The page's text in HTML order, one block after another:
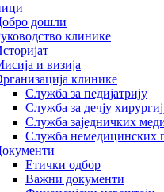
дошли
клинике
и визија
клинике
Служба за педијатрију
Служба за дечју
Служба заједничких
Служба немедицинских
Етички одбор
Важни документи